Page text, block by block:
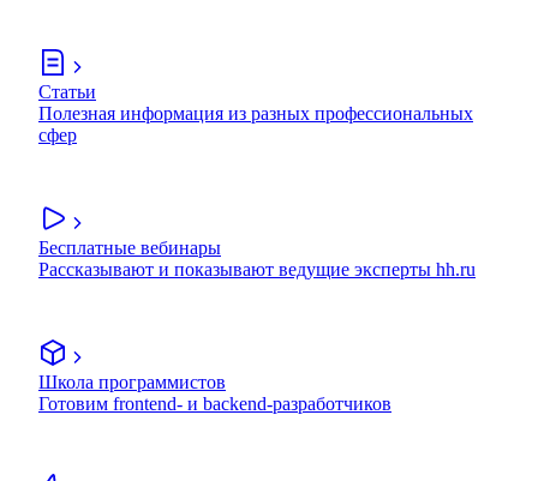
Статьи
Полезная информация из разных профессиональных
сфер
Бесплатные вебинары
Рассказывают и показывают ведущие эксперты hh.ru
Школа программистов
Готовим frontend- и backend-разработчиков